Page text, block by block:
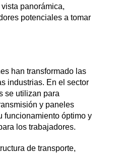
panorámica,
potenciales a tomar
han transformado las
industrias. En el sector
se utilizan para
y paneles
funcionamiento óptimo y
los trabajadores.
de transporte,